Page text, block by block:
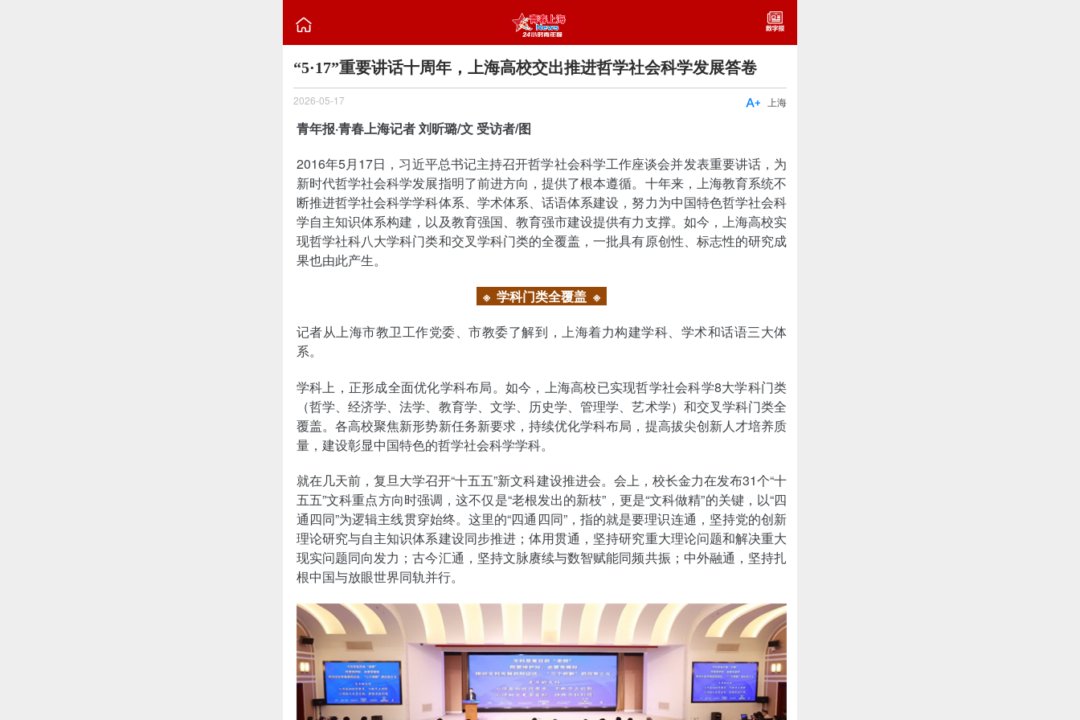

“5·17”重要讲话十周年，上海高校交出推进哲学社会科学发展答卷
2026-05-17 上海

青年报·青春上海记者 刘昕璐/文 受访者/图
2016年5月17日，习近平总书记主持召开哲学社会科学工作座谈会并发表重要讲话，为
新时代哲学社会科学发展指明了前进方向，提供了根本遵循。十年来，上海教育系统不
断推进哲学社会科学学科体系、学术体系、话语体系建设，努力为中国特色哲学社会科
学自主知识体系构建，以及教育强国、教育强市建设提供有力支撑。如今，上海高校实
现哲学社科八大学科门类和交叉学科门类的全覆盖，一批具有原创性、标志性的研究成
果也由此产生。
※ 学科门类全覆盖 ※
记者从上海市教卫工作党委、市教委了解到，上海着力构建学科、学术和话语三大体
系。
学科上，正形成全面优化学科布局。如今，上海高校已实现哲学社会科学8大学科门类
（哲学、经济学、法学、教育学、文学、历史学、管理学、艺术学）和交叉学科门类全
覆盖。各高校聚焦新形势新任务新要求，持续优化学科布局，提高拔尖创新人才培养质
量，建设彰显中国特色的哲学社会科学学科。
就在几天前，复旦大学召开“十五五”新文科建设推进会。会上，校长金力在发布31个“十
五五”文科重点方向时强调，这不仅是“老根发出的新枝”，更是“文科做精”的关键，以“四
通四同”为逻辑主线贯穿始终。这里的“四通四同”，指的就是要理识连通，坚持党的创新
理论研究与自主知识体系建设同步推进；体用贯通，坚持研究重大理论问题和解决重大
现实问题同向发力；古今汇通，坚持文脉赓续与数智赋能同频共振；中外融通，坚持扎
根中国与放眼世界同轨并行。